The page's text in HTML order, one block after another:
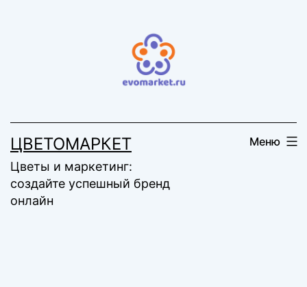
ЦВЕТОМАРКЕТ
Цветы и маркетинг:
создайте успешный бренд
онлайн
Меню